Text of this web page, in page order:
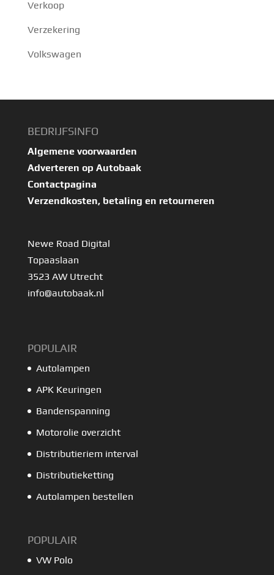
Verkoop
Verzekering
Volkswagen
BEDRIJFSINFO
Algemene voorwaarden
Adverteren op Autobaak
Contactpagina
Verzendkosten, betaling en retourneren
Newe Road Digital
Topaaslaan
3523 AW Utrecht
info@autobaak.nl
POPULAIR
Autolampen
APK Keuringen
Bandenspanning
Motorolie overzicht
Distributieriem interval
Distributieketting
Autolampen bestellen
POPULAIR
VW Polo